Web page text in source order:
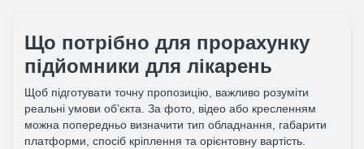
Що потрібно для прорахунку
підйомники для лікарень
Щоб підготувати точну пропозицію, важливо розуміти
реальні умови об’єкта. За фото, відео або кресленням
можна попередньо визначити тип обладнання, габарити
платформи, спосіб кріплення та орієнтовну вартість.